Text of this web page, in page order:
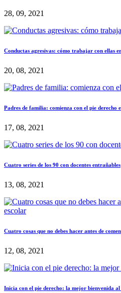
28, 09, 2021
Conductas agresivas: cómo trabajar con ellas
20, 08, 2021
Padres de familia: comienza con el pie derecho
17, 08, 2021
Cuatro series de los 90 con docentes entrañables
13, 08, 2021
Cuatro cosas que no debes hacer antes de
12, 08, 2021
Inicia con el pie derecho: la mejor bienvenida al